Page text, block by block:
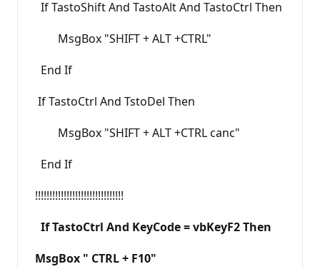
If TastoShift And TastoAlt And TastoCtrl Then
MsgBox "SHIFT + ALT +CTRL"
End If
If TastoCtrl And TstoDel Then
MsgBox "SHIFT + ALT +CTRL canc"
End If
!!!!!!!!!!!!!!!!!!!!!!!!!!!!!!!
If TastoCtrl And KeyCode = vbKeyF2 Then
MsgBox " CTRL + F10"